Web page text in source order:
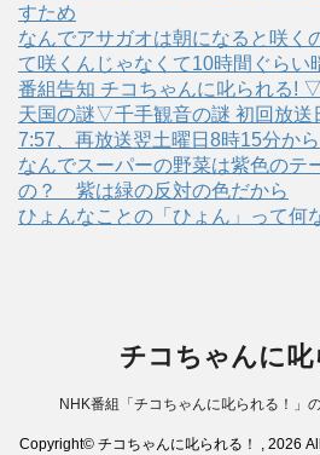
すため
なんでアサガオは朝になると咲く
て咲くんじゃなくて10時間ぐらい
番組告知 チコちゃんに叱られる!
天国の謎▽千手観音の謎 初回放送
7:57、再放送翌土曜日8時15分から
なんでスーパーの野菜は紫色のテ
の？ 紫は緑の反対の色だから
ひょんなことの「ひょん」って
チコちゃんに叱
NHK番組「チコちゃんに叱られる！」
Copyright© チコちゃんに叱られる！ , 2026